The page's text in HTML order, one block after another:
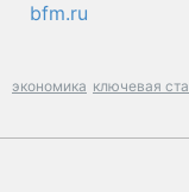
bfm.ru
экономика ключевая